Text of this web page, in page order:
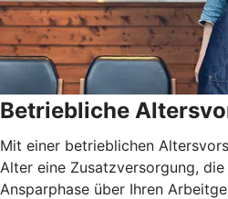
Betriebliche
Mit einer betrieblichen
Alter eine Zusatzversorgung,
Ansparphase über Ihren